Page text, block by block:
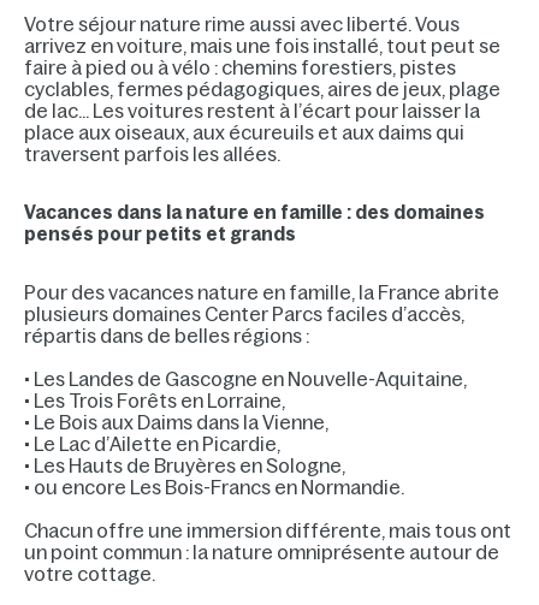
Votre séjour nature rime aussi avec liberté. Vous
arrivez en voiture, mais une fois installé, tout peut se
faire à pied ou à vélo : chemins forestiers, pistes
cyclables, fermes pédagogiques, aires de jeux, plage
de lac… Les voitures restent à l’écart pour laisser la
place aux oiseaux, aux écureuils et aux daims qui
traversent parfois les allées.
Vacances dans la nature en famille : des domaines
pensés pour petits et grands
Pour des vacances nature en famille, la France abrite
plusieurs domaines Center Parcs faciles d’accès,
répartis dans de belles régions :
• Les Landes de Gascogne en Nouvelle-Aquitaine,
• Les Trois Forêts en Lorraine,
• Le Bois aux Daims dans la Vienne,
• Le Lac d’Ailette en Picardie,
• Les Hauts de Bruyères en Sologne,
• ou encore Les Bois-Francs en Normandie.
Chacun offre une immersion différente, mais tous ont
un point commun : la nature omniprésente autour de
votre cottage.